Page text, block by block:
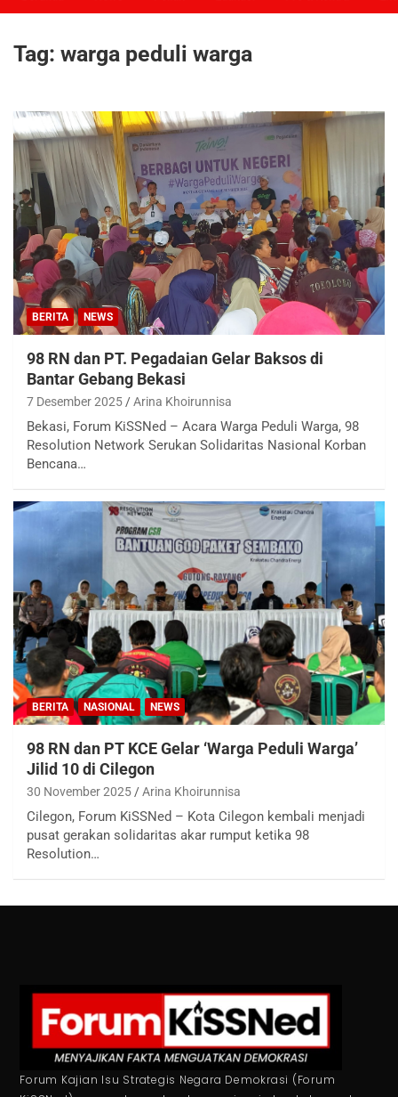
Tag: warga peduli warga
BERITA NEWS
98 RN dan PT. Pegadaian Gelar Baksos di
Bantar Gebang Bekasi
7 Desember 2025 Arina Khoirunnisa
Bekasi, Forum KiSSNed – Acara Warga Peduli Warga, 98
Resolution Network Serukan Solidaritas Nasional Korban
Bencana…
BERITA NASIONAL NEWS
98 RN dan PT KCE Gelar ‘Warga Peduli Warga’
Jilid 10 di Cilegon
30 November 2025 Arina Khoirunnisa
Cilegon, Forum KiSSNed – Kota Cilegon kembali menjadi
pusat gerakan solidaritas akar rumput ketika 98
Resolution…
Forum Kajian Isu Strategis Negara Demokrasi (Forum